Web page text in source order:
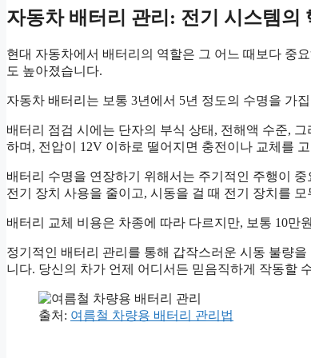
자동차 배터리 관리: 전기 시스템의
현대 자동차에서 배터리의 역할은 그 어느 때보다 중
도 높아졌습니다.
자동차 배터리는 보통 3년에서 5년 정도의 수명을 가
배터리 점검 시에는 단자의 부식 상태, 전해액 수준,
하며, 전압이 12V 이하로 떨어지면 충전이나 교체를
배터리 수명을 연장하기 위해서는 주기적인 주행이
전기 장치 사용을 줄이고, 시동을 걸 때 전기 장치를
배터리 교체 비용은 차종에 따라 다르지만, 보통 10만
정기적인 배터리 관리를 통해 갑작스러운 시동 불량
니다. 당신의 차가 언제 어디서든 믿음직하게 작동할
출처: 여름철 차량용 배터리 관리법